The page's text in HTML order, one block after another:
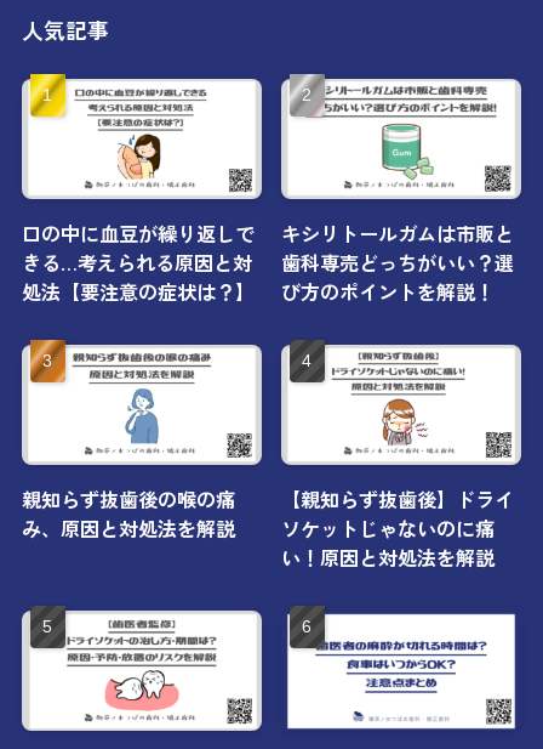
人気記事
口の中に血豆が繰り返しで
きる…考えられる原因と対
処法【要注意の症状は？】
キシリトールガムは市販と
歯科専売どっちがいい？選
び方のポイントを解説！
親知らず抜歯後の喉の痛
み、原因と対処法を解説
【親知らず抜歯後】ドライ
ソケットじゃないのに痛
い！原因と対処法を解説